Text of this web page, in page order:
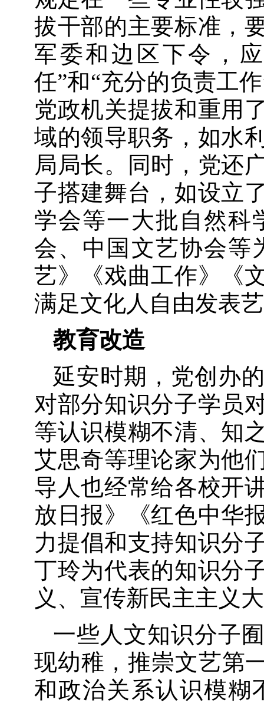
拔干部的主要标准，
军委和边区下令，
任”和“充分的负责工
党政机关提拔和重用
域的领导职务，如水
局局长。同时，党还
子搭建舞台，如设立
学会等一大批自然科
会、中国文艺协会等
艺》《戏曲工作》《
满足文化人自由发表
教育改造
延安时期，党创办
对部分知识分子学员
等认识模糊不清、知
艾思奇等理论家为他
导人也经常给各校开
放日报》《红色中华
力提倡和支持知识分
丁玲为代表的知识分
义、宣传新民主主义
一些人文知识分子
现幼稚，推崇文艺第
和政治关系认识模糊